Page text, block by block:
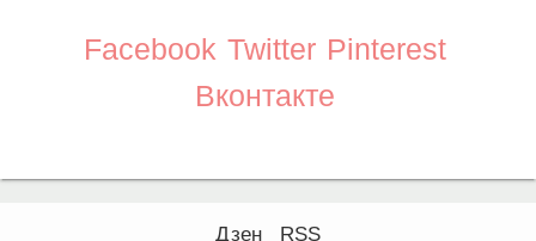
Facebook Twitter Pinterest
Вконтакте
Дзен RSS